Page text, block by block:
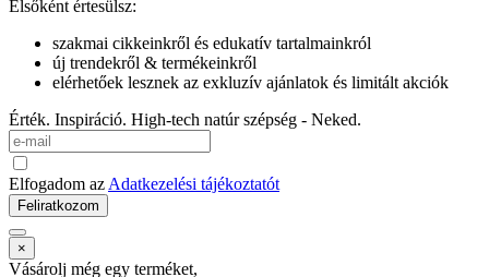
Elsőként értesülsz:
szakmai cikkeinkről és edukatív tartalmainkról
új trendekről & termékeinkről
elérhetőek lesznek az exkluzív ajánlatok és limitált akciók
Érték. Inspiráció. High-tech natúr szépség - Neked.
Elfogadom az Adatkezelési tájékoztatót
Feliratkozom
×
Vásárolj még egy terméket,